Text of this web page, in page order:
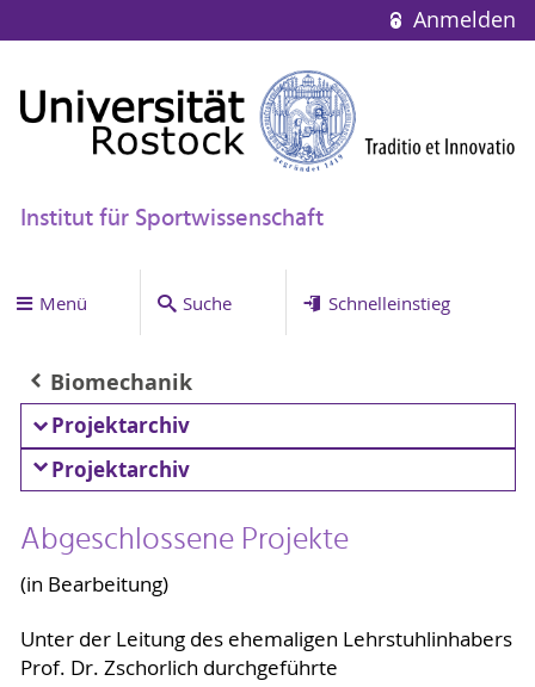
Anmelden
Institut für Sportwissenschaft
Menü Suche Schnelleinstieg
Biomechanik
Projektarchiv
Projektarchiv
Abgeschlossene Projekte
(in Bearbeitung)
Unter der Leitung des ehemaligen Lehrstuhlinhabers
Prof. Dr. Zschorlich durchgeführte